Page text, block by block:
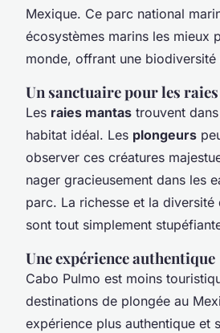
Mexique. Ce parc national
écosystèmes marins les mieux
monde, offrant une
Un sanctuaire pour les
Les raies mantas trouvent
habitat idéal. Les plongeurs
observer ces créatures
nager gracieusement dans les
parc. La richesse et la
sont tout simplement
Une expérience authentique
Cabo Pulmo est moins
destinations de plongée au
expérience plus authentique et